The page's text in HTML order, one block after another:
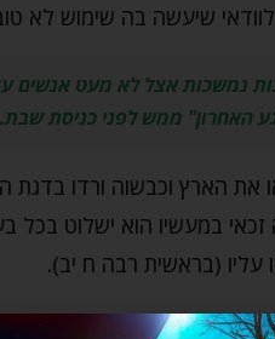
שיעשה בה שימוש לא
נמשכות אצל לא מעט אנשים
האחרון" ממש לפני כניסת
את הארץ וכבשוה ורדו בדגת
במעשיו הוא ישלוט בכל
עליו (בראשית רבה ח יב).
פאר), ואני מאמין